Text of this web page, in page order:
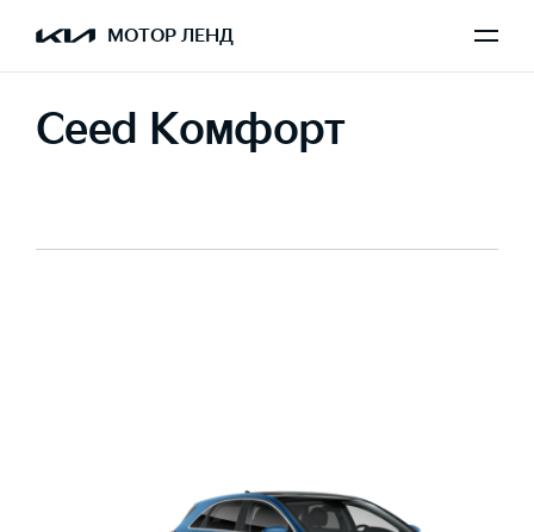
МОТОР ЛЕНД
Ceed Комфорт